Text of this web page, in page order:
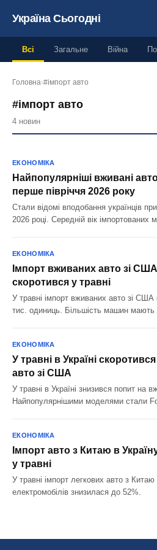
Україна Сьогодні
Всі Загальне Війна
Головна›#імпорт авто
#імпорт авто
4 новин
ЕКОНОМІКА
Найпопулярніші вживані
перше півріччя 2026 року
Стали відомі вподобання українців
2026 році. Середній вік імпортованих
ЕКОНОМІКА
Імпорт вживаних авто зі
скоротився у травні
У травні імпорт вживаних авто зі
тис. одиниць. Більшість машин мають
ЕКОНОМІКА
У травні в Україні
авто зі США
У травні в Україні знизився попит на
Найпопулярнішими моделями стали
ЕКОНОМІКА
Імпорт авто з Китаю в
у травні
У травні імпорт легкових авто з
електромобілів знизилася до 52%.